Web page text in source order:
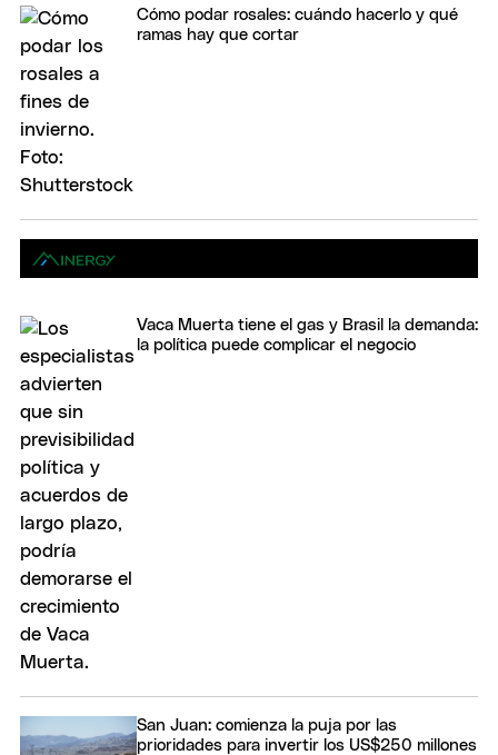
Cómo podar rosales: cuándo hacerlo y qué
ramas hay que cortar
Vaca Muerta tiene el gas y Brasil la demanda:
la política puede complicar el negocio
San Juan: comienza la puja por las
prioridades para invertir los US$250 millones